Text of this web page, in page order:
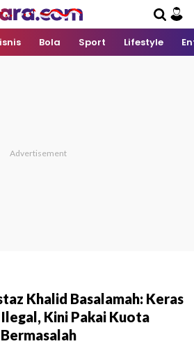
Bola Sport Lifestyle
Khalid Basalamah: Keras
Kini Pakai Kuota
Bermasalah